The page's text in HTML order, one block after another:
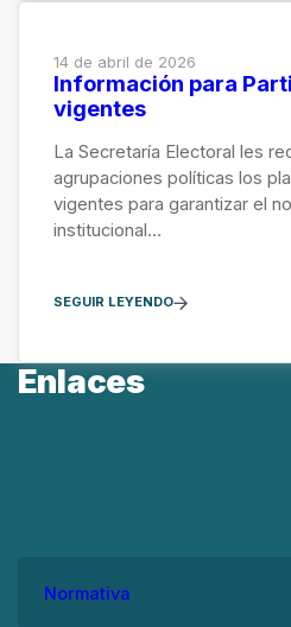
14 de abril de 2026
Información para
vigentes
La Secretaría Electoral les
agrupaciones políticas los
vigentes para garantizar el
institucional…
SEGUIR LEYENDO
Enlaces
Normativa